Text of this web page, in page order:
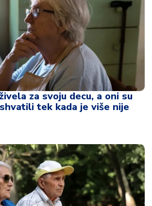
za svoju decu, a oni su
tek kada je više nije